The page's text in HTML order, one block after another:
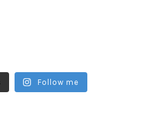
Follow me